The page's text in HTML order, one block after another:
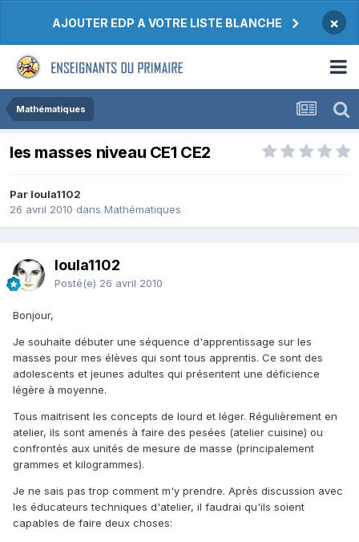
AJOUTER EDP A VOTRE LISTE BLANCHE ×
Mathématiques
les masses niveau CE1 CE2
Par loula1102
26 avril 2010 dans Mathématiques
loula1102
Posté(e) 26 avril 2010
Bonjour,
Je souhaite débuter une séquence d'apprentissage sur les
masses pour mes élèves qui sont tous apprentis. Ce sont des
adolescents et jeunes adultes qui présentent une déficience
légère à moyenne.
Tous maitrisent les concepts de lourd et léger. Régulièrement en
atelier, ils sont amenés à faire des pesées (atelier cuisine) ou
confrontés aux unités de mesure de masse (principalement
grammes et kilogrammes).
Je ne sais pas trop comment m'y prendre. Après discussion avec
les éducateurs techniques d'atelier, il faudrai qu'ils soient
capables de faire deux choses: